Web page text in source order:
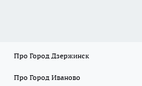
Про Город Дзержинск
Про Город Иваново